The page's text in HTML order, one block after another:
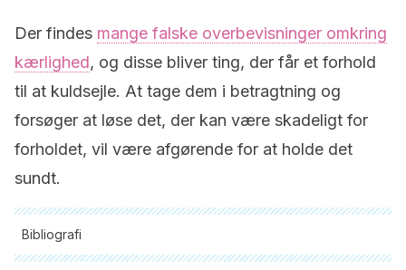
Der findes mange falske overbevisninger omkring
kærlighed, og disse bliver ting, der får et forhold
til at kuldsejle. At tage dem i betragtning og
forsøger at løse det, der kan være skadeligt for
forholdet, vil være afgørende for at holde det
sundt.
Bibliografi
Alle citerede kilder blev grundigt gennemgået af vores team